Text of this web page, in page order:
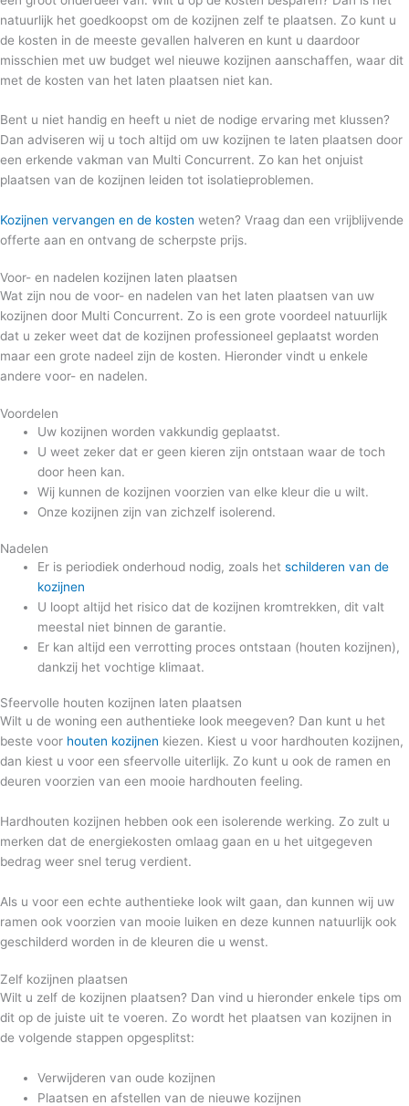
natuurlijk het goedkoopst om de kozijnen zelf te plaatsen. Zo kunt u
de kosten in de meeste gevallen halveren en kunt u daardoor
misschien met uw budget wel nieuwe kozijnen aanschaffen, waar dit
met de kosten van het laten plaatsen niet kan.
Bent u niet handig en heeft u niet de nodige ervaring met klussen?
Dan adviseren wij u toch altijd om uw kozijnen te laten plaatsen door
een erkende vakman van Multi Concurrent. Zo kan het onjuist
plaatsen van de kozijnen leiden tot isolatieproblemen.
Kozijnen vervangen en de kosten weten? Vraag dan een vrijblijvende
offerte aan en ontvang de scherpste prijs.
Voor- en nadelen kozijnen laten plaatsen
Wat zijn nou de voor- en nadelen van het laten plaatsen van uw
kozijnen door Multi Concurrent. Zo is een grote voordeel natuurlijk
dat u zeker weet dat de kozijnen professioneel geplaatst worden
maar een grote nadeel zijn de kosten. Hieronder vindt u enkele
andere voor- en nadelen.
Voordelen
Uw kozijnen worden vakkundig geplaatst.
U weet zeker dat er geen kieren zijn ontstaan waar de toch
door heen kan.
Wij kunnen de kozijnen voorzien van elke kleur die u wilt.
Onze kozijnen zijn van zichzelf isolerend.
Nadelen
Er is periodiek onderhoud nodig, zoals hetschilderen van de
kozijnen
U loopt altijd het risico dat de kozijnen kromtrekken, dit valt
meestal niet binnen de garantie.
Er kan altijd een verrotting proces ontstaan (houten kozijnen),
dankzij het vochtige klimaat.
Sfeervolle houten kozijnen laten plaatsen
Wilt u de woning een authentieke look meegeven? Dan kunt u het
beste voor houten kozijnen kiezen. Kiest u voor hardhouten kozijnen,
dan kiest u voor een sfeervolle uiterlijk. Zo kunt u ook de ramen en
deuren voorzien van een mooie hardhouten feeling.
Hardhouten kozijnen hebben ook een isolerende werking. Zo zult u
merken dat de energiekosten omlaag gaan en u het uitgegeven
bedrag weer snel terug verdient.
Als u voor een echte authentieke look wilt gaan, dan kunnen wij uw
ramen ook voorzien van mooie luiken en deze kunnen natuurlijk ook
geschilderd worden in de kleuren die u wenst.
Zelf kozijnen plaatsen
Wilt u zelf de kozijnen plaatsen? Dan vind u hieronder enkele tips om
dit op de juiste uit te voeren. Zo wordt het plaatsen van kozijnen in
de volgende stappen opgesplitst:
Verwijderen van oude kozijnen
Plaatsen en afstellen van de nieuwe kozijnen